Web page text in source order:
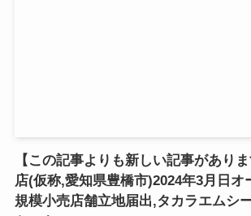
【この記事よりも新しい記事があり
店(仮称,愛知県豊橋市)2024年3月日オ
規模小売店舗立地届出,タカラエムシ